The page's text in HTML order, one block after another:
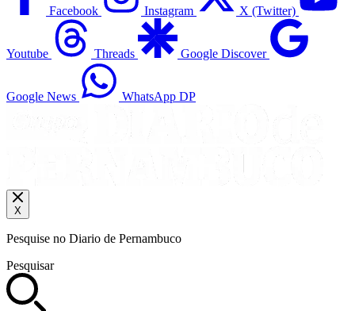
Facebook Instagram X (Twitter)
Youtube Threads Google Discover
Google News WhatsApp DP
X
Pesquise no Diario de Pernambuco
Pesquisar